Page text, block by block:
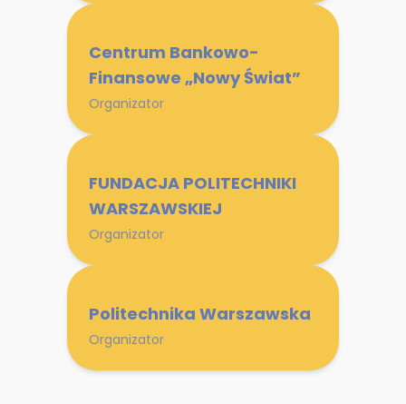
Centrum Bankowo-
Finansowe „Nowy Świat”
Organizator
FUNDACJA POLITECHNIKI
WARSZAWSKIEJ
Organizator
Politechnika Warszawska
Organizator